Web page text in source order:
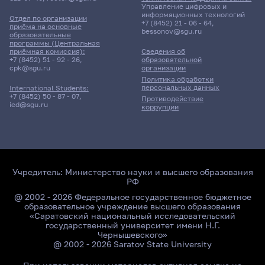
Место не назначено
Отдел по организации
приёма на основные
образовательные
программы (Центральная
приёмная комиссия):
+7 (8452) 51 - 92 - 26,
cpk@sgu.ru
International Students:
+7 (8452) 50 - 87 - 07,
ied@sgu.ru
Сведения об
образовательной
организации
Политика обработки
персональных данных
Противодействие
коррупции
Управление цифровых и
информационных технологий
+7 (8452) 21 - 06 - 64,
bessonov@sgu.ru
Учредитель: Министерство науки и высшего образования
РФ
@ 2002 - 2026 Федеральное государственное бюджетное
образовательное учреждение высшего образования
«Саратовский национальный исследовательский
государственный университет имени Н.Г.
Чернышевского»
@ 2002 - 2026 Saratov State University